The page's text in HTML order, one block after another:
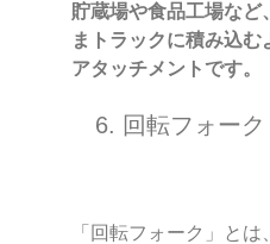
貯蔵場や食品工場など
まトラックに積み込
アタッチメントです。
6. 回転フォーク
「回転フォーク」と